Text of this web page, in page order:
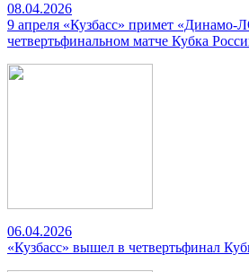
08.04.2026
9 апреля «Кузбасс» примет «Динамо-
четвертьфинальном матче Кубка
06.04.2026
«Кузбасс» вышел в четвертьфинал